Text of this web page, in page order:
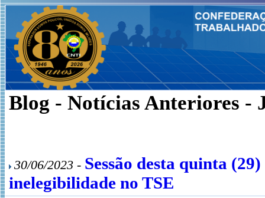
Blog - Notícias Anteriores -
30/06/2023 - Sessão desta quinta
inelegibilidade no TSE